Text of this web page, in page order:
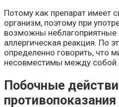
Потому как препарат имеет
организм, поэтому при
возможны неблагоприятные
аллергическая реакция. По
определенно говорить, что
несовместимы между собой.
Побочные
противопоказания